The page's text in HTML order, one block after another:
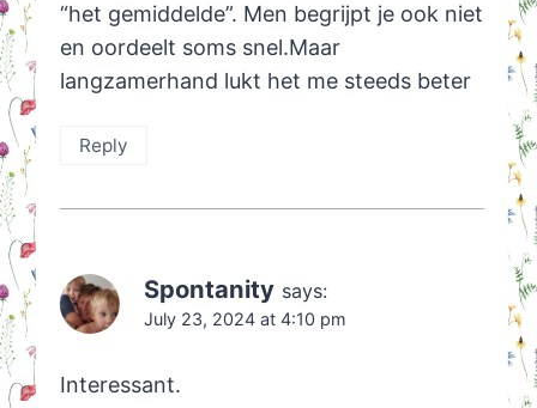
“het gemiddelde”. Men begrijpt je ook niet
en oordeelt soms snel.Maar
langzamerhand lukt het me steeds beter
Reply
Spontanity says:
July 23, 2024 at 4:10 pm
Interessant.